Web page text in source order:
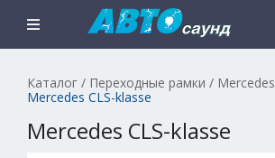
Каталог / Переходные рамки / Mercedes
Mercedes CLS-klasse
Mercedes CLS-klasse